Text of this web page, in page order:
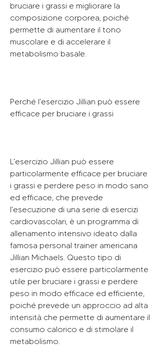
bruciare i grassi e migliorare la
composizione corporea, poiché
permette di aumentare il tono
muscolare e di accelerare il
metabolismo basale.
Perché l'esercizio Jillian può essere
efficace per bruciare i grassi
L'esercizio Jillian può essere
particolarmente efficace per bruciare
i grassi e perdere peso in modo sano
ed efficace, che prevede
l'esecuzione di una serie di esercizi
cardiovascolari, è un programma di
allenamento intensivo ideato dalla
famosa personal trainer americana
Jillian Michaels. Questo tipo di
esercizio può essere particolarmente
utile per bruciare i grassi e perdere
peso in modo efficace ed efficiente,
poiché prevede un approccio ad alta
intensità che permette di aumentare il
consumo calorico e di stimolare il
metabolismo.